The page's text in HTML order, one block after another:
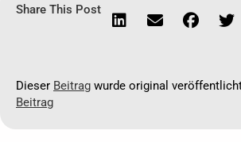
Share This Post
Dieser Beitrag wurde original
Beitrag